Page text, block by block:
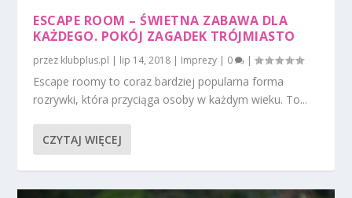
ESCAPE ROOM – ŚWIETNA ZABAWA DLA
KAŻDEGO. POKÓJ ZAGADEK TRÓJMIASTO
przez klubplus.pl | lip 14, 2018 | Imprezy | 0 |
Escape roomy to coraz bardziej popularna forma
rozrywki, która przyciąga osoby w każdym wieku. To...
CZYTAJ WIĘCEJ